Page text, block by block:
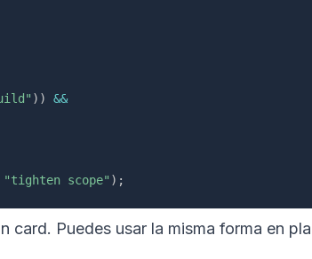
) )
&&
"tighten scope" ) ;
card. Puedes usar la misma forma en